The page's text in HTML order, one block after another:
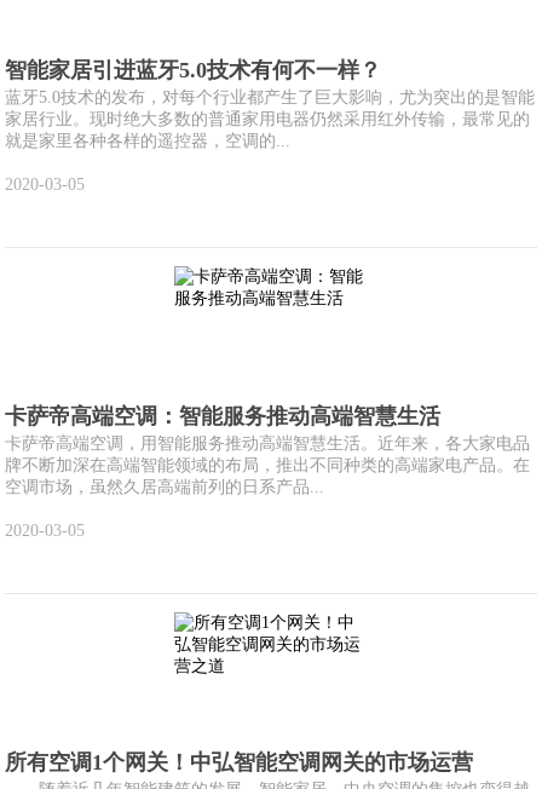
智能家居引进蓝牙5.0技术有何不一样？
蓝牙5.0技术的发布，对每个行业都产生了巨大影响，尤为突出的是智能
家居行业。现时绝大多数的普通家用电器仍然采用红外传输，最常见的
就是家里各种各样的遥控器，空调的...
2020-03-05
卡萨帝高端空调：智能服务推动高端智慧生活
卡萨帝高端空调，用智能服务推动高端智慧生活。近年来，各大家电品
牌不断加深在高端智能领域的布局，推出不同种类的高端家电产品。在
空调市场，虽然久居高端前列的日系产品...
2020-03-05
所有空调1个网关！中弘智能空调网关的市场运营